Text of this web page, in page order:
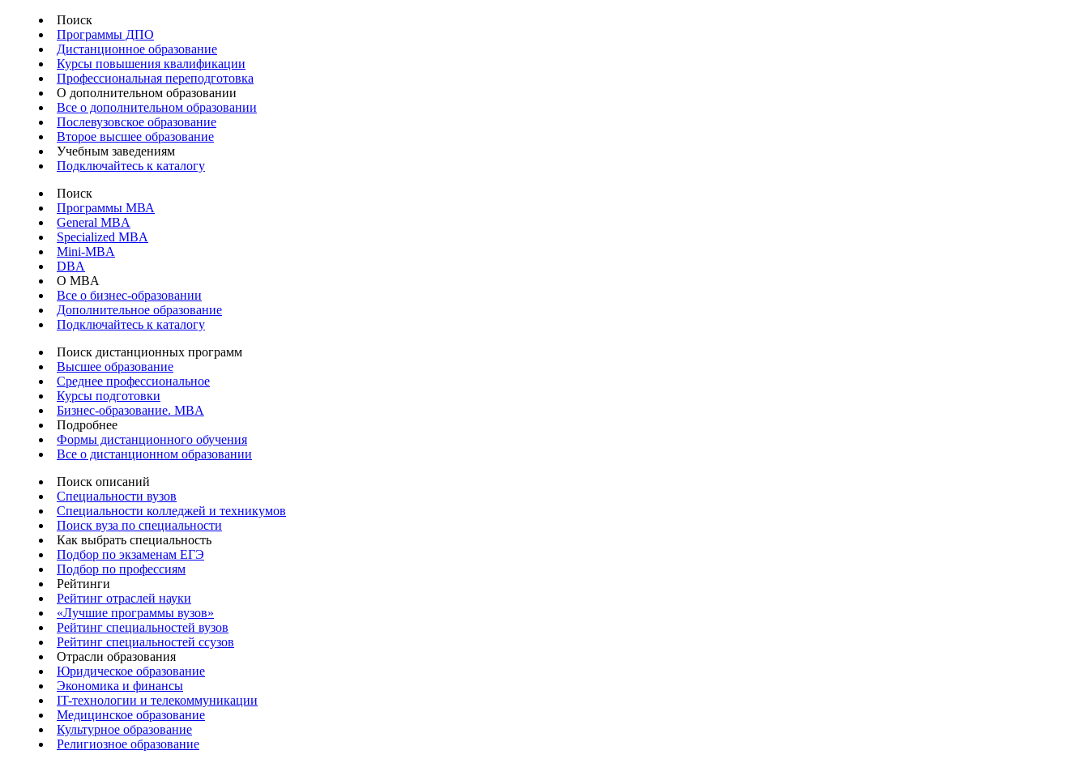
Поиск
Программы ДПО
Дистанционное образование
Курсы повышения квалификации
Профессиональная переподготовка
О дополнительном образовании
Все о дополнительном образовании
Послевузовское образование
Второе высшее образование
Учебным заведениям
Подключайтесь к каталогу
Поиск
Программы МВА
General MBA
Specialized MBA
Mini-MBA
DBA
О MBA
Все о бизнес-образовании
Дополнительное образование
Подключайтесь к каталогу
Поиск дистанционных программ
Высшее образование
Среднее профессиональное
Курсы подготовки
Бизнес-образование. MBA
Подробнее
Формы дистанционного обучения
Все о дистанционном образовании
Поиск описаний
Специальности вузов
Специальности колледжей и техникумов
Поиск вуза по специальности
Как выбрать специальность
Подбор по экзаменам ЕГЭ
Подбор по профессиям
Рейтинги
Рейтинг отраслей науки
«Лучшие программы вузов»
Рейтинг специальностей вузов
Рейтинг специальностей ссузов
Отрасли образования
Юридическое образование
Экономика и финансы
IT-технологии и телекоммуникации
Медицинское образование
Культурное образование
Религиозное образование